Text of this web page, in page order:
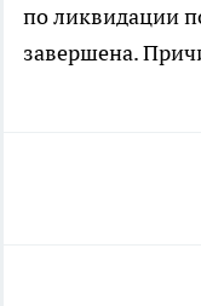
по ликвидации
завершена.